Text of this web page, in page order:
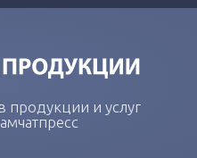
продукции и услуг